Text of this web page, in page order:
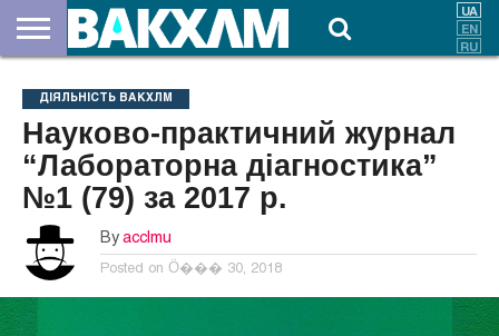
НАС
ВНЕСКИ
ДОКУМЕНТИ
НОВИНИ
КОНТАКТИ
ДІЯЛЬНІСТЬ ВАКХЛМ
Науково-практичний журнал
“Лабораторна діагностика”
№1 (79) за 2017 р.
By acclmu
Posted on Ӧ��� 30, 2018